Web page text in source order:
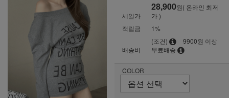
세일가
28,900원( 온라인 최저
가 )
적립금
1%
배송비
(조건)
9900원 이상
무료배송
COLOR